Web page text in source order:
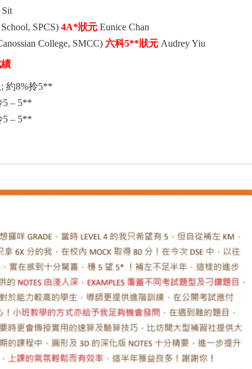
Sit
SPCS)4A*狀元 Eunice Chan
College, SMCC)六科5**狀元 Audrey Yiu
; 約8%拎5**
5 – 5**
5 – 5**